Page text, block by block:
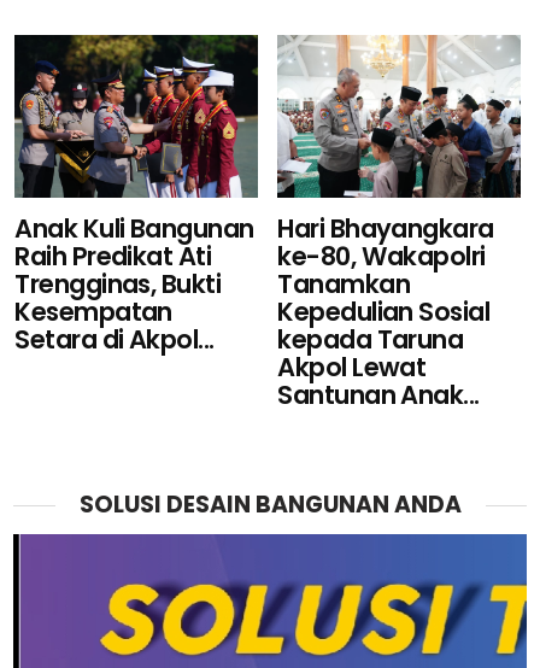
Anak Kuli Bangunan
Raih Predikat Ati
Trengginas, Bukti
Kesempatan
Setara di Akpol...
Hari Bhayangkara
ke-80, Wakapolri
Tanamkan
Kepedulian Sosial
kepada Taruna
Akpol Lewat
Santunan Anak...
SOLUSI DESAIN BANGUNAN ANDA